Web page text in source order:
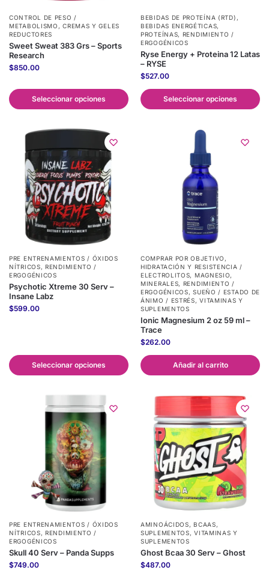
CONTROL DE PESO /
METABOLISMO ,CREMAS Y GELES
REDUCTORES
Sweet Sweat 383 Grs – Sports
Research
$850.00
Seleccionar opciones
BEBIDAS DE PROTEÍNA (RTD) ,
BEBIDAS ENERGÉTICAS,
PROTEÍNAS, RENDIMIENTO /
ERGOGÉNICOS
Ryse Energy + Proteina 12 Latas
– RYSE
$527.00
Seleccionar opciones
PRE ENTRENAMIENTOS / ÓXIDOS
NÍTRICOS,RENDIMIENTO /
ERGOGÉNICOS
Psychotic Xtreme 30 Serv –
Insane Labz
$599.00
Seleccionar opciones
COMPRAR POR OBJETIVO ,
HIDRATACIÓN Y RESISTENCIA /
ELECTROLITOS, MAGNESIO,
MINERALES, RENDIMIENTO /
ERGOGÉNICOS,SUEÑO / ESTADO DE
ÁNIMO / ESTRÉS,VITAMINAS Y
SUPLEMENTOS
Ionic Magnesium 2 oz 59 ml –
Trace
$262.00
Añadir al carrito
PRE ENTRENAMIENTOS / ÓXIDOS
NÍTRICOS,RENDIMIENTO /
ERGOGÉNICOS
Skull 40 Serv – Panda Supps
$749.00
AMINOÁCIDOS,BCAAS,
SUPLEMENTOS,VITAMINAS Y
SUPLEMENTOS
Ghost Bcaa 30 Serv – Ghost
$487.00